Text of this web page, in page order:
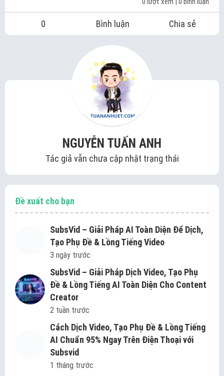
0 Bình luận Chia sẻ
NGUYỄN TUẤN ANH
Tác giả vẫn chưa cập nhật trạng thái
Đề xuất cho bạn
SubsVid – Giải Pháp AI Toàn Diện Để Dịch,
Tạo Phụ Đề & Lồng Tiếng Video
3 ngày trước
SubsVid – Giải Pháp Dịch Video, Tạo Phụ
Đề & Lồng Tiếng AI Toàn Diện Cho Content
Creator
2 tuần trước
Cách Dịch Video, Tạo Phụ Đề & Lồng Tiếng
AI Chuẩn 95% Ngay Trên Điện Thoại với
Subsvid
1 tháng trước